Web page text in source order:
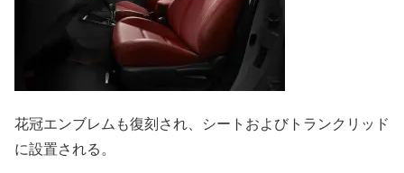
花冠エンブレムも復刻され、シートおよびトランクリッド
に設置される。